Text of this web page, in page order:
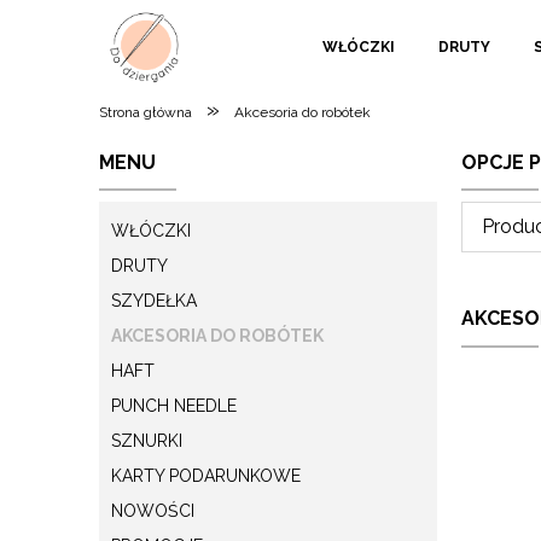
WŁÓCZKI DRUTY
Strona główna » Akcesoria do robótek
MENU
WŁÓCZKI
DRUTY
SZYDEŁKA
AKCESORIA DO ROBÓTEK
HAFT
PUNCH NEEDLE
SZNURKI
KARTY PODARUNKOWE
NOWOŚCI
OPCJE